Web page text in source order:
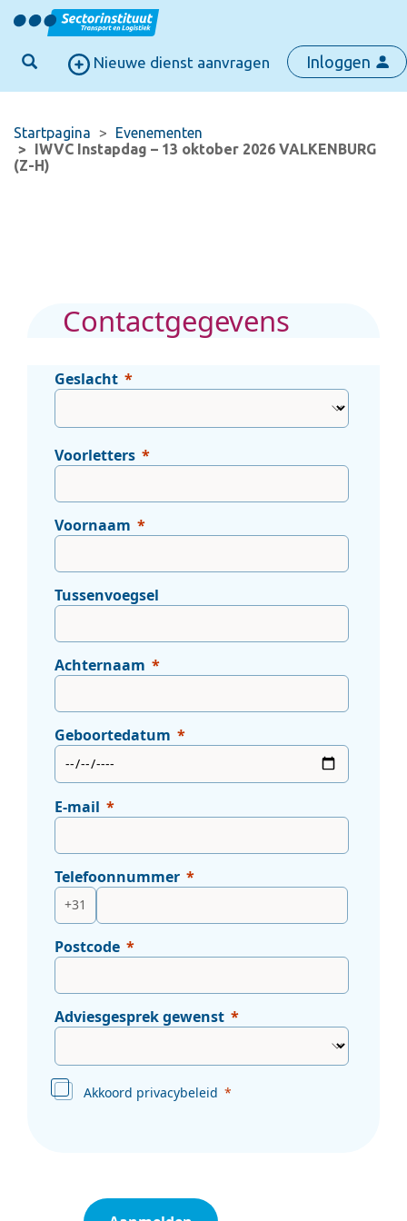
Nieuwe dienst aanvragen Inloggen
Startpagina
Evenementen
IWVC Instapdag – 13 oktober 2026 VALKENBURG
(Z-H)
Contactgegevens
Geslacht
Voorletters
Voornaam
Tussenvoegsel
Achternaam
Geboortedatum
E-mail
Telefoonnummer
+31
Postcode
Adviesgesprek gewenst
Akkoord privacybeleid